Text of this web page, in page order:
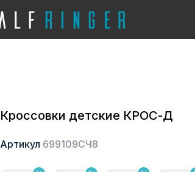
Кроссовки детские КРОС-Д
Артикул 699109СЧ8